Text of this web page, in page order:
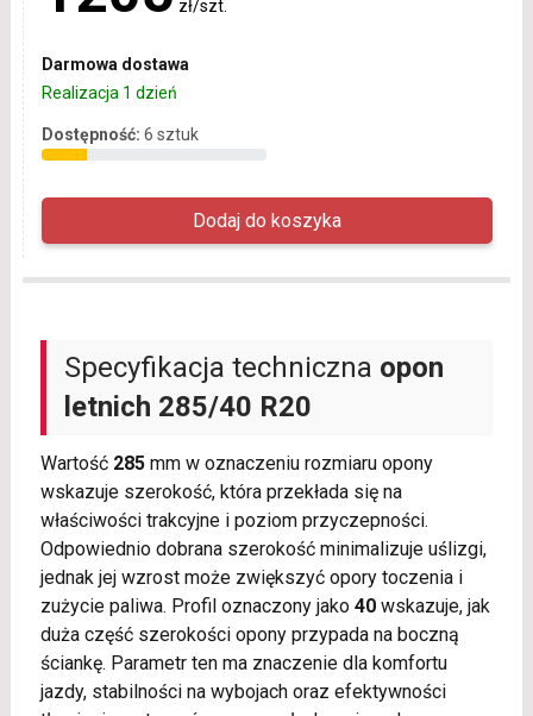
zł/szt.
Darmowa dostawa
Realizacja 1 dzień
Dostępność: 6 sztuk
Specyfikacja techniczna opon
letnich 285/40 R20
Wartość 285mm w oznaczeniu rozmiaru opony
wskazuje szerokość, która przekłada się na
właściwości trakcyjne i poziom przyczepności.
Odpowiednio dobrana szerokość minimalizuje uślizgi,
jednak jej wzrost może zwiększyć opory toczenia i
zużycie paliwa. Profil oznaczony jako 40wskazuje, jak
duża część szerokości opony przypada na boczną
ściankę. Parametr ten ma znaczenie dla komfortu
jazdy, stabilności na wybojach oraz efektywności